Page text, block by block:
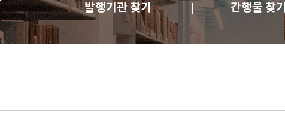
발행기관 찾기 간행물 찾기